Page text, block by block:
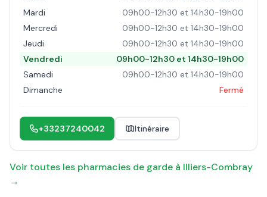
Mardi
09h00-12h30 et 14h30-19h00
Mercredi
09h00-12h30 et 14h30-19h00
Jeudi
09h00-12h30 et 14h30-19h00
Vendredi
09h00-12h30 et 14h30-19h00
Samedi
09h00-12h30 et 14h30-19h00
Dimanche
Fermé
+33237240042 Itinéraire
Voir toutes les pharmacies de garde à Illiers-Combray
→